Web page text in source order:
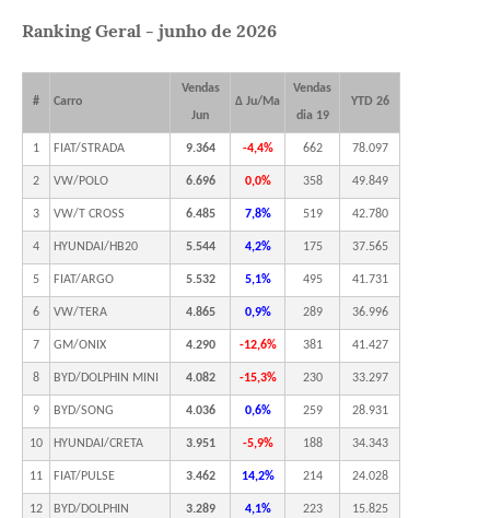
Ranking Geral - junho de 2026
# Carro
Vendas
Jun
Δ Ju/Ma
Vendas
dia 19
YTD 26
1 FIAT/STRADA 9.364 -4,4% 662 78.097
2 VW/POLO 6.696 0,0% 358 49.849
3 VW/T CROSS 6.485 7,8% 519 42.780
4 HYUNDAI/HB20 5.544 4,2% 175 37.565
5 FIAT/ARGO 5.532 5,1% 495 41.731
6 VW/TERA 4.865 0,9% 289 36.996
7 GM/ONIX 4.290 -12,6% 381 41.427
8 BYD/DOLPHIN MINI 4.082 -15,3% 230 33.297
9 BYD/SONG 4.036 0,6% 259 28.931
10 HYUNDAI/CRETA 3.951 -5,9% 188 34.343
11 FIAT/PULSE 3.462 14,2% 214 24.028
12 BYD/DOLPHIN 3.289 4,1% 223 15.825